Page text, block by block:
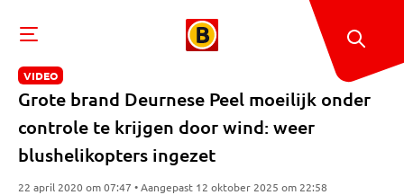
VIDEO
Grote brand Deurnese Peel moeilijk onder
controle te krijgen door wind: weer
blushelikopters ingezet
22 april 2020 om 07:47 • Aangepast 12 oktober 2025 om 22:58